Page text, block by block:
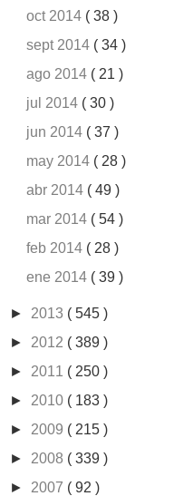
oct 2014 ( 38 )
sept 2014 ( 34 )
ago 2014 ( 21 )
jul 2014 ( 30 )
jun 2014 ( 37 )
may 2014 ( 28 )
abr 2014 ( 49 )
mar 2014 ( 54 )
feb 2014 ( 28 )
ene 2014 ( 39 )
► 2013 ( 545 )
► 2012 ( 389 )
► 2011 ( 250 )
► 2010 ( 183 )
► 2009 ( 215 )
► 2008 ( 339 )
► 2007 ( 92 )